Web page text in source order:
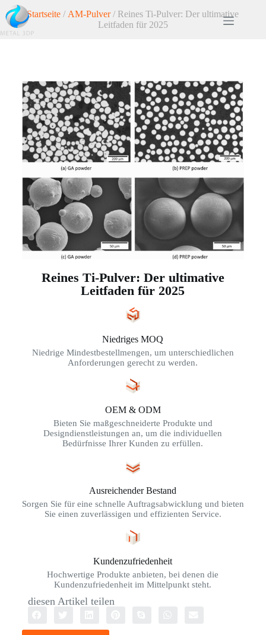
Startseite / AM-Pulver/ Reines Ti-Pulver: Der ultimative
Leitfaden für 2025
Reines Ti-Pulver: Der ultimative
Leitfaden für 2025
Niedriges MOQ
Niedrige Mindestbestellmengen, um unterschiedlichen
Anforderungen gerecht zu werden.
OEM & ODM
Bieten Sie maßgeschneiderte Produkte und
Designdienstleistungen an, um die individuellen
Bedürfnisse Ihrer Kunden zu erfüllen.
Ausreichender Bestand
Sorgen Sie für eine schnelle Auftragsabwicklung und bieten
Sie einen zuverlässigen und effizienten Service.
Kundenzufriedenheit
Hochwertige Produkte anbieten, bei denen die
Kundenzufriedenheit im Mittelpunkt steht.
diesen Artikel teilen